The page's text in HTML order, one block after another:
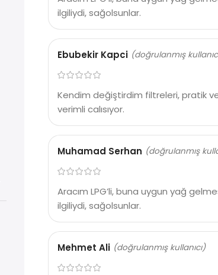
ilgiliydi, sağolsunlar.
Ebubekir Kapci (doğrulanmış
Kendim değiştirdim filtreleri, pratik
verimli calısıyor.
Muhamad Serhan (doğrulanmış
Aracım LPG’li, buna uygun yağ
ilgiliydi, sağolsunlar.
Mehmet Ali (doğrulanmış kullanıcı)